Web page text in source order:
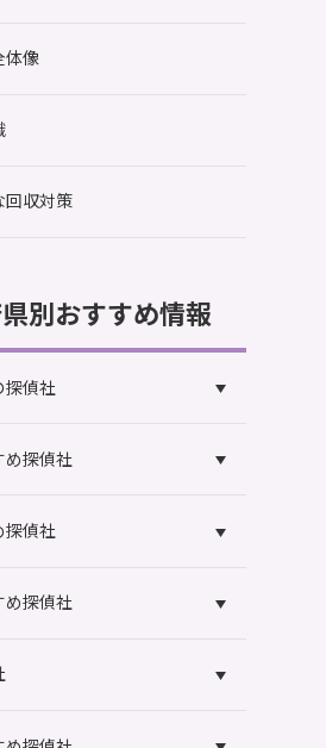
体像
回収対策
別おすすめ情報
探偵社
め探偵社
探偵社
め探偵社